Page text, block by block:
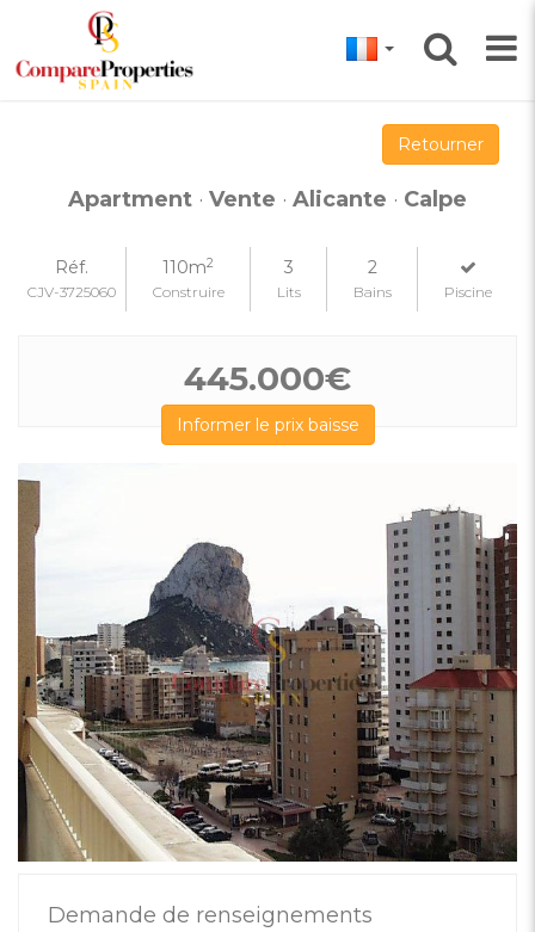
Retourner
Apartment · Vente · Alicante · Calpe
Réf.
CJV-3725060
110m2
Construire
3
Lits
2
Bains Piscine
445.000€
Informer le prix baisse
Demande de renseignements